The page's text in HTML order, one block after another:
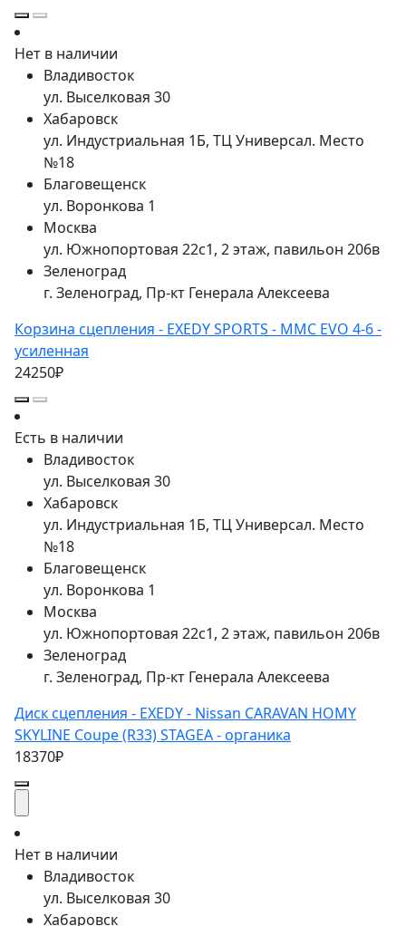
Нет в наличии
Владивосток
ул. Выселковая 30
Хабаровск
ул. Индустриальная 1Б, ТЦ Универсал. Место
№18
Благовещенск
ул. Воронкова 1
Москва
ул. Южнопортовая 22с1, 2 этаж, павильон 206в
Зеленоград
г. Зеленоград, Пр-кт Генерала Алексеева
Корзина сцепления - EXEDY SPORTS - MMC EVO 4-6 -
усиленная
24250₽
Есть в наличии
Владивосток
ул. Выселковая 30
Хабаровск
ул. Индустриальная 1Б, ТЦ Универсал. Место
№18
Благовещенск
ул. Воронкова 1
Москва
ул. Южнопортовая 22с1, 2 этаж, павильон 206в
Зеленоград
г. Зеленоград, Пр-кт Генерала Алексеева
Диск сцепления - EXEDY - Nissan CARAVAN HOMY
SKYLINE Coupe (R33) STAGEA - органика
18370₽
Нет в наличии
Владивосток
ул. Выселковая 30
Хабаровск